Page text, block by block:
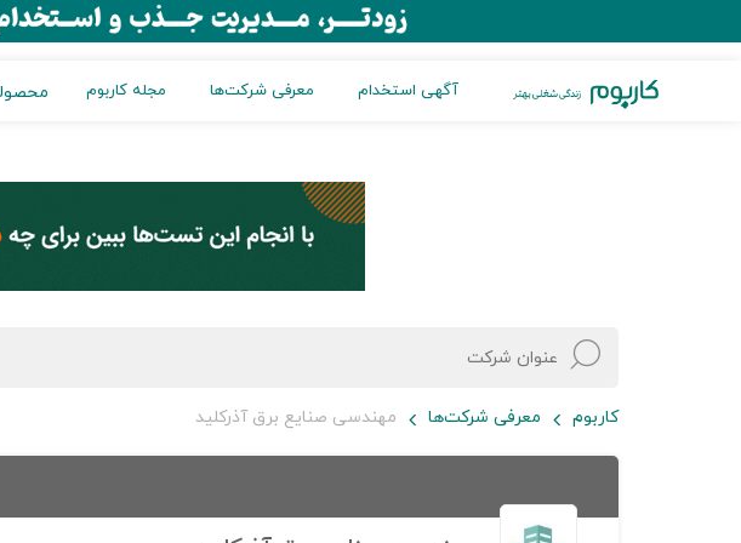
آگهی استخدام معرفی شرکت‌ها مجله کاربوم
کاربوم معرفی شرکت‌ها مهندسی صنایع برق آذرکلید